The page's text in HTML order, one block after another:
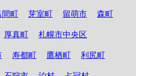
間町 芽室町 留萌市 森町
厚真町 札幌市中央区
寿都町 鷹栖町 利尻町